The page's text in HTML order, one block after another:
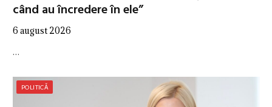
când au încredere în ele”
6 august 2026
…
POLITICĂ